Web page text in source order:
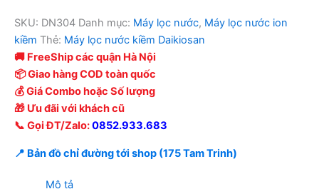
SKU: DN304 Danh mục: Máy lọc nước, Máy lọc nước ion
kiềm Thẻ: Máy lọc nước kiềm Daikiosan
🚚 FreeShip các quận Hà Nội
📦 Giao hàng COD toàn quốc
💰 Giá Combo hoặc Số lượng
🎁 Ưu đãi với khách cũ
📞 Gọi ĐT/Zalo:0852.933.683
📍 Bản đồ chỉ đường tới shop (175 Tam Trinh)
Mô tả